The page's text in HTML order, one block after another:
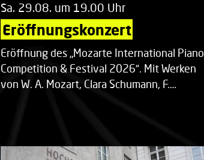
Sa. 29.08. um 19.00 Uhr
Eröffnungskonzert
Eröffnung des „Mozarte International Piano
Competition & Festival 2026“. Mit Werken
von W. A. Mozart, Clara Schumann, F.…